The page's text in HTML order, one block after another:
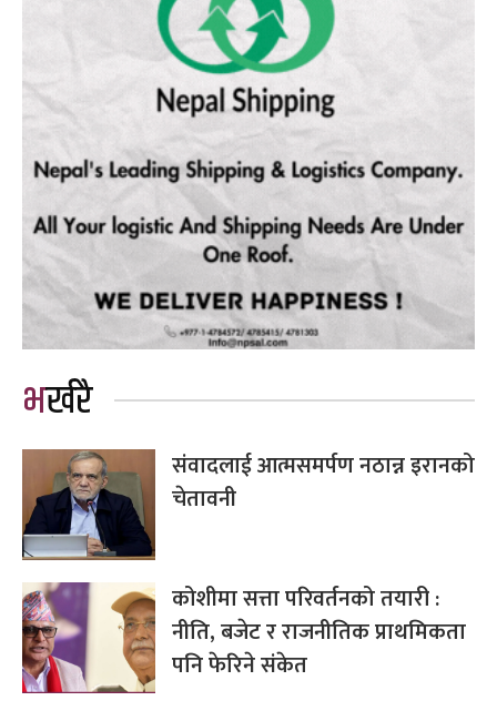
भर्खरै
संवादलाई आत्मसमर्पण नठान्न इरानको
चेतावनी
कोशीमा सत्ता परिवर्तनको तयारी :
नीति, बजेट र राजनीतिक प्राथमिकता
पनि फेरिने संकेत